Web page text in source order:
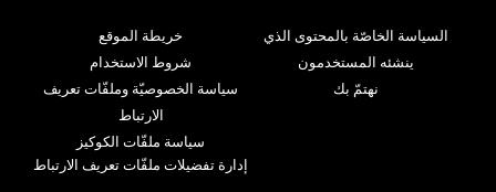
خريطة الموقع
شروط الاستخدام
سياسة الخصوصيّة وملفّات تعريف
الارتباط
سياسة ملفّات الكوكيز
إدارة تفضيلات ملفّات تعريف الارتباط
السياسة الخاصّة بالمحتوى الذي
ينشئه المستخدمون
نهتمّ بك